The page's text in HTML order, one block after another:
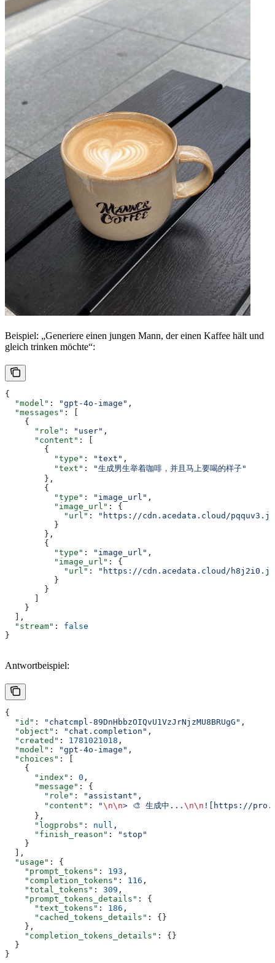
Beispiel: „Generiere einen jungen Mann, der einen Kaffee hält und
gleich trinken möchte“:
{
  "model"
: "gpt-4o-image" ,
  "messages"
: [
    {
      "role"
: "user" ,
      "content"
: [
        {
          "type"
: "text" ,
          "text"
:
"生成男生举着咖啡，并且马上要喝的样子"
        },
        {
          "type"
: "image_url" ,
          "image_url"
: {
            "url"
:
"https://cdn.acedata.cloud/
          }
        },
        {
          "type"
: "image_url" ,
          "image_url"
: {
            "url"
:
"https://cdn.acedata.cloud/
          }
        }
    }
  ],
  "stream"
: false
}
Antwortbeispiel:
{
  "id"
: "chatcmpl-89DnHbbzOIQvU1VzJrNjzMU8BRUgG" ,
  "object"
: "chat.completion" ,
  "created"
: 1781021018 ,
  "model"
: "gpt-4o-image" ,
  "choices"
: [
    {
      "index"
: 0 ,
      "message"
: {
        "role"
: "assistant" ,
        "content"
: "\n\n> 🎨 生成中... \n\n ![https://
      },
      "logprobs"
: null ,
      "finish_reason"
:
"stop"
    }
  ],
  "usage"
: {
    "prompt_tokens"
: 193 ,
    "completion_tokens"
: 116 ,
    "total_tokens"
: 309 ,
    "prompt_tokens_details"
: {
      "text_tokens"
: 186 ,
      "cached_tokens_details"
: {}
    },
    "completion_tokens_details"
: {}
  }
}